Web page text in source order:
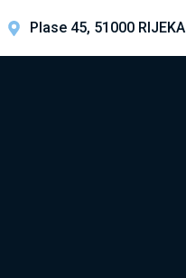
Plase 45, 51000 RIJEKA